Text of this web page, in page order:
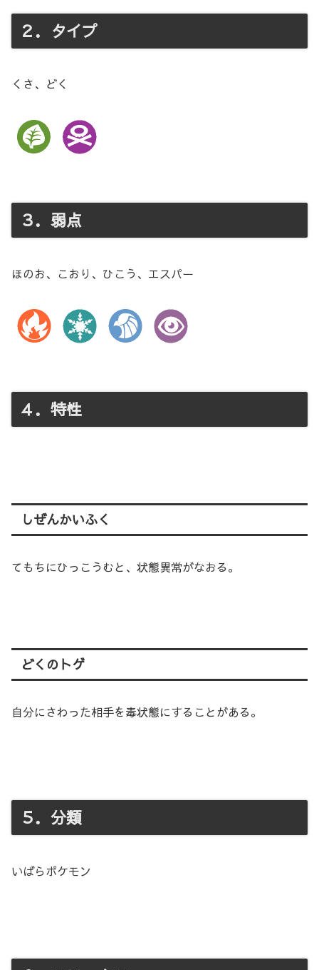
２．タイプ
くさ、どく
３．弱点
ほのお、こおり、ひこう、エスパー
４．特性
しぜんかいふく
てもちにひっこうむと、状態異常がなおる。
どくのトゲ
自分にさわった相手を毒状態にすることがある。
５．分類
いばらポケモン